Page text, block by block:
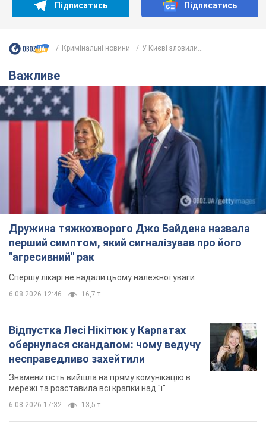
Підписатись Підписатись
Кримінальні новини У Києві зловили...
Важливе
Дружина тяжкохворого Джо Байдена назвала
перший симптом, який сигналізував про його
"агресивний" рак
Спершу лікарі не надали цьому належної уваги
6.08.2026 12:46 16,7 т.
Відпустка Лесі Нікітюк у Карпатах
обернулася скандалом: чому ведучу
несправедливо захейтили
Знаменитість вийшла на пряму комунікацію в
мережі та розставила всі крапки над "і"
6.08.2026 17:32 13,5 т.